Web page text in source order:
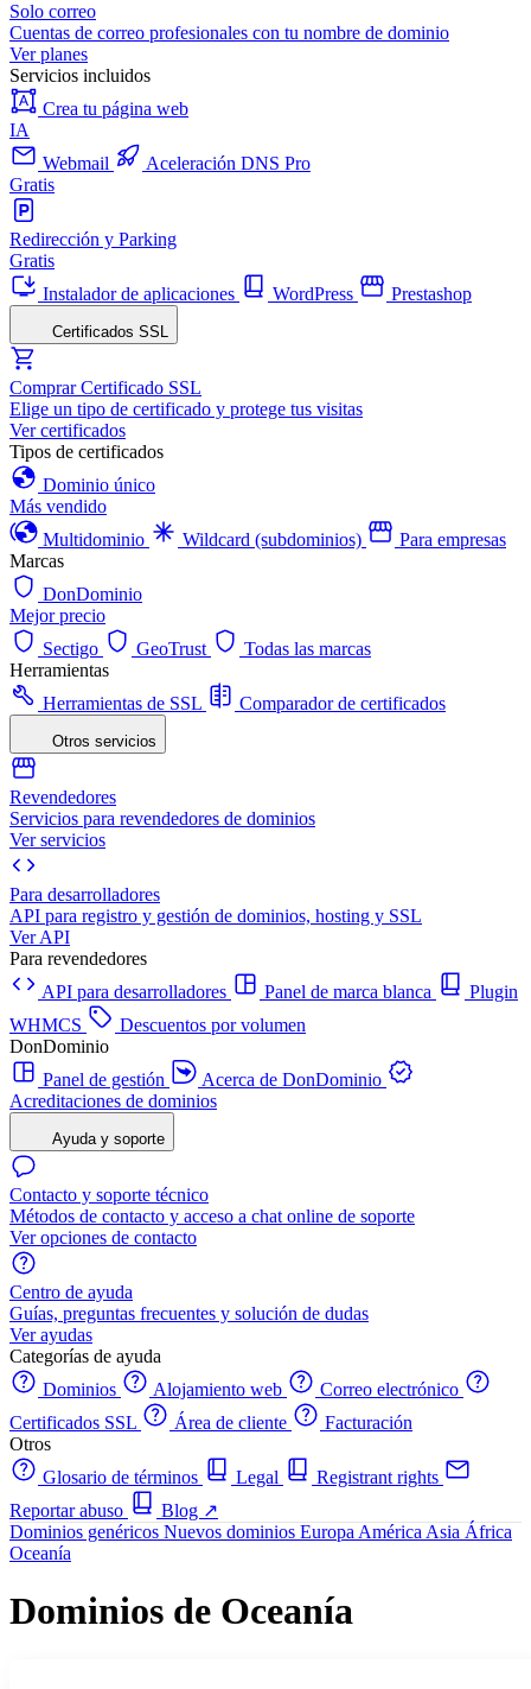
Solo correo
Cuentas de correo profesionales con tu nombre de dominio
Ver planes
Servicios incluidos
Crea tu página web
IA
Webmail
Aceleración DNS Pro
Gratis
Redirección y Parking
Gratis
Instalador de aplicaciones
WordPress Prestashop
Certificados SSL
Comprar Certificado SSL
Elige un tipo de certificado y protege tus visitas
Ver certificados
Tipos de certificados
Dominio único
Más vendido
Multidominio
Wildcard (subdominios)
Para empresas
Marcas
DonDominio
Mejor precio
Sectigo
GeoTrust
Todas las marcas
Herramientas
Herramientas de SSL
Comparador de certificados
Otros servicios
Revendedores
Servicios para revendedores de dominios
Ver servicios
Para desarrolladores
API para registro y gestión de dominios, hosting y SSL
Ver API
Para revendedores
API para desarrolladores
Panel de marca blanca
Plugin
WHMCS
Descuentos por volumen
DonDominio
Panel de gestión
Acerca de DonDominio
Acreditaciones de dominios
Ayuda y soporte
Contacto y soporte técnico
Métodos de contacto y acceso a chat online de soporte
Ver opciones de contacto
Centro de ayuda
Guías, preguntas frecuentes y solución de dudas
Ver ayudas
Categorías de ayuda
Dominios
Alojamiento web
Correo electrónico
Certificados SSL
Área de cliente
Facturación
Otros
Glosario de términos
Legal
Registrant rights
Reportar abuso
Blog ↗
Dominios genéricos Nuevos dominios Europa América Asia África
Oceanía
Dominios de Oceanía